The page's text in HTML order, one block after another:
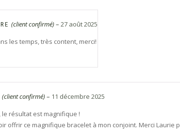
(client confirmé)– 27 août 2025
les temps, très content, merci!
(client confirmé)– 11 décembre 2025
résultat est magnifique !
offrir ce magnifique bracelet à mon conjoint. Merci Laurie